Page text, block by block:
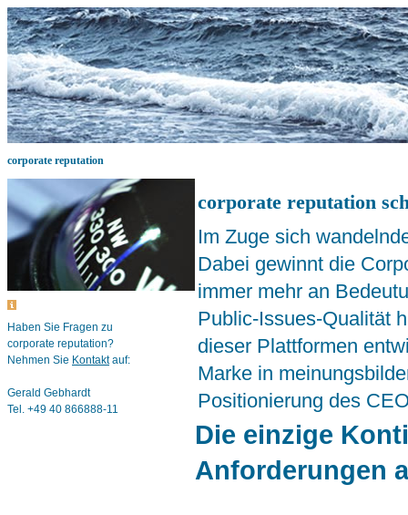
corporate reputation
Haben Sie Fragen zu
corporate reputation?
Nehmen Sie Kontaktauf:
Gerald Gebhardt
Tel. +49 40 866888-11
corporate reputation
Im Zuge sich
Dabei gewinnt die
immer mehr an
Public-Issues-Qualität
dieser Plattformen
Marke in
Positionierung des
Die einzige
Anforderungen